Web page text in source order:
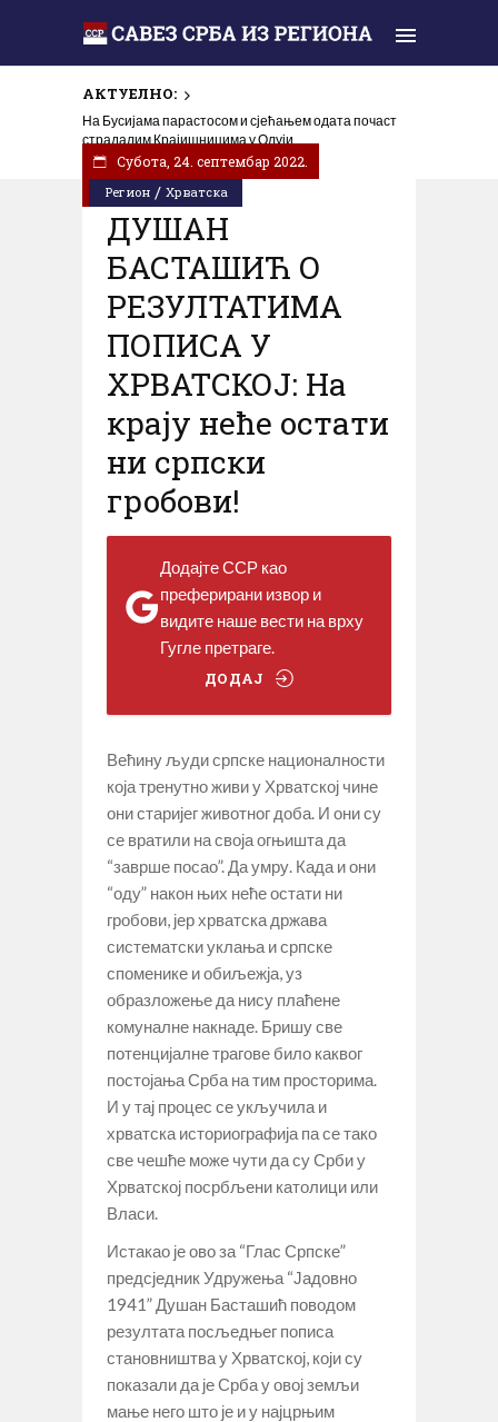
АКТУЕЛНО:
На Бусијама парастосом и сјећањем одата почаст
страдалим Крајишницима у Олуји
Регион / Хрватска
Субота, 24. септембар 2022.
ДУШАН
БАСТАШИЋ О
РЕЗУЛТАТИМА
ПОПИСА У
ХРВАТСКОЈ: На
крају неће остати
ни српски
гробови!
Додајте ССР као
преферирани извор и
видите наше вести на врху
Гугле претраге.
ДОДАЈ
Већину људи српске националности
која тренутно живи у Хрватској чине
они старијег животног доба. И они су
се вратили на своја огњишта да
“заврше посао”. Да умру. Када и они
“оду” након њих неће остати ни
гробови, јер хрватска држава
систематски уклања и српске
споменике и обиљежја, уз
образложење да нису плаћене
комуналне накнаде. Бришу све
потенцијалне трагове било каквог
постојања Срба на тим просторима.
И у тај процес се укључила и
хрватска историографија па се тако
све чешће може чути да су Срби у
Хрватској посрбљени католици или
Власи.
Истакао је ово за “Глас Српске”
предсједник Удружења “Јадовно
1941” Душан Басташић поводом
резултата посљедњег пописа
становништва у Хрватској, који су
показали да је Срба у овој земљи
мање него што је и у најцрњим